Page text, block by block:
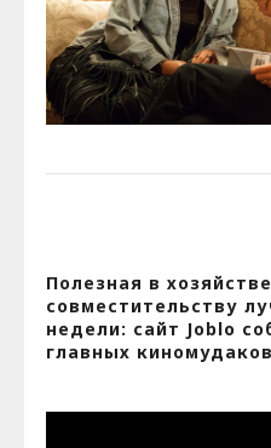
Полезная в
совместительству
недели: сайт Joblo
главных киномудаков